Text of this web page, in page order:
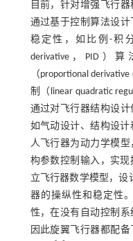
目前，针对增强飞行
通过基于控制算法设
稳定性，如比例-积分
derivative，PID）
（proportional
制（linear quadratic
通过对飞行器结构设计
如气动设计、结构设
人飞行器为动力学模
构参数控制输入，实
立飞行器数学模型，设
器的操纵性和稳定性
性，在没有自动控制系
因此旋翼飞行器都配